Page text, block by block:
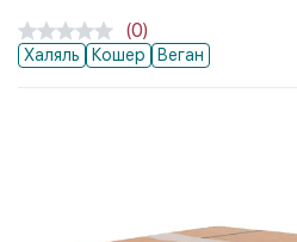
Халяль Кошер Веган
(0)